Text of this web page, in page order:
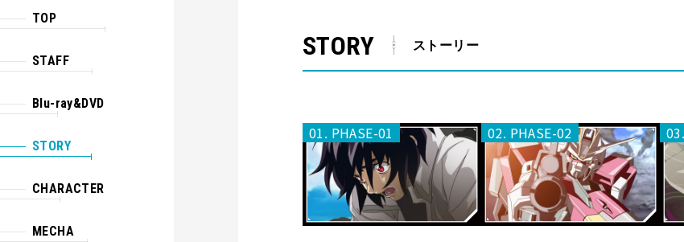
TOP
STAFF
Blu-ray&DVD
STORY
CHARACTER
MECHA
STORY ストーリー
01. PHASE-01 02. PHASE-02